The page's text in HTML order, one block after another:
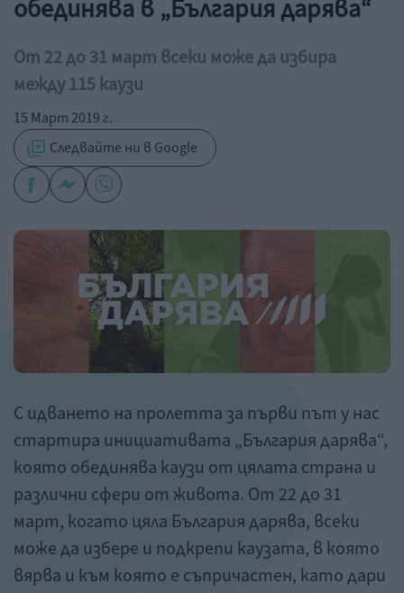
обединява в „България дарява“
От 22 до 31 март всеки може да избира
между 115 каузи
15 Март 2019 г.
Следвайте ни в Google
С идването на пролетта за първи път у нас
стартира инициативата „България дарява“,
която обединява каузи от цялата страна и
различни сфери от живота. От 22 до 31
март, когато цяла България дарява, всеки
може да избере и подкрепи каузата, в която
вярва и към която е съпричастен, като дари